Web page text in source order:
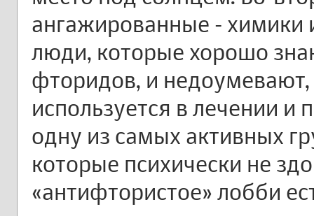
ангажированные - химики
люди, которые хорошо
фторидов, и
используется в лечении
одну из самых активных
которые психически не
«антифтористое» лобби